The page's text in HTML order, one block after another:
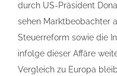
durch US-Präsident
sehen Marktbeobachter
Steuerreform sowie die
infolge dieser Affäre
Vergleich zu Europa